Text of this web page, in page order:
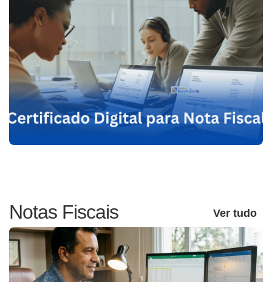
Notas Fiscais Ver tudo